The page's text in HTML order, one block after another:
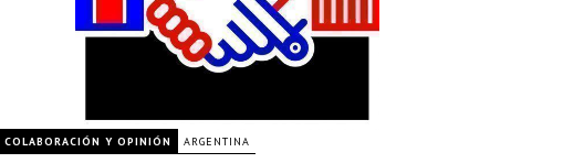
COLABORACIÓN Y OPINIÓN ARGENTINA